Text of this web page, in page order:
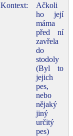
Kontext:
Ačkoli
ho její
máma
před ní
zavřela
do
stodoly
(Byl to
jejich
pes,
nebo
nějaký
jiný
určitý
pes)